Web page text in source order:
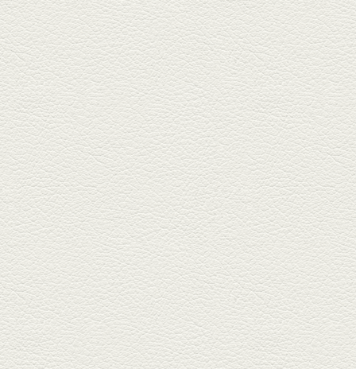
名店揃いの並木坂ドルハウスビ
ルに今年生まれた新たな名店、
『家庭...
2025年11月7日放送
贅沢馬刺し盛合せ＆極上
馬肉しゃぶしゃぶ
籠町通り『熊本郷土料理 酒ト肴
もなか』で熊本県産の馬肉料理
を！...
2025年10月17日放送
ヒレ焼き＆牛ひれ肉汁カ
レー
武蔵小路で人気の『ヒレ肉じゅ
んちゃん』へ。『銀ハイ』で乾
杯！ブ...
2025年9月26日放送
フォンダンエッグ＆二郎
系にんにくパスタ
北区麻生田の人気店『多酒多菜
満月』へ。『しろ』水割で乾
杯！出...